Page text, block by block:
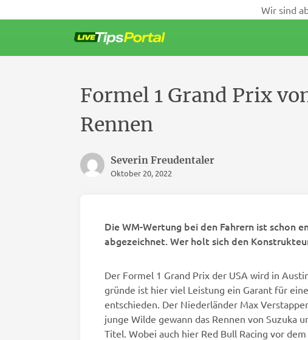
Wir sind
Inhalt
Formel 1 Grand Prix
Rennen
Severin Freudentaler
Oktober 20, 2022
Die WM-Wertung bei den Fahrern ist schon
abgezeichnet. Wer holt sich den
Der Formel 1 Grand Prix der USA wird in
gründe ist hier viel Leistung ein Garant für
entschieden. Der Niederländer Max
junge Wilde gewann das Rennen von Suzuka
Titel. Wobei auch hier Red Bull Racing vor